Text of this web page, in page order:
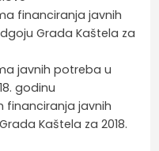
financiranja javnih
Grada Kaštela za
javnih potreba u
godinu
financiranja javnih
Kaštela za 2018.